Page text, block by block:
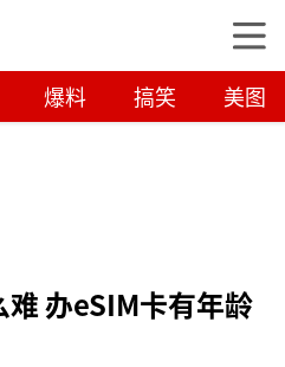
爆料 搞笑 美图
办eSIM卡有年龄